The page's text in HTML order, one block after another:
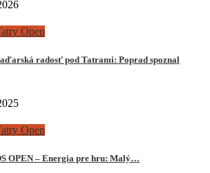
Open
radosť pod Tatrami: Poprad spoznal
Open
OPEN – Energia pre hru: Malý…